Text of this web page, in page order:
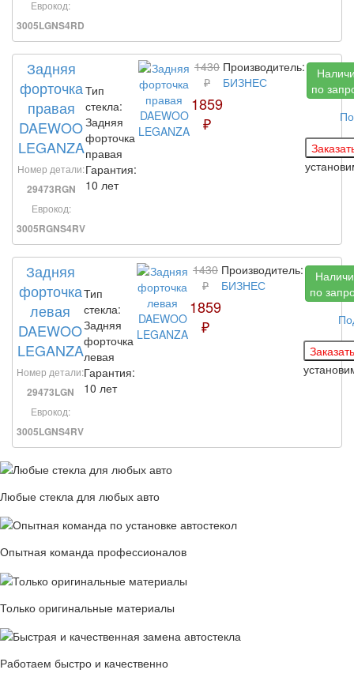
Еврокод:
3005LGNS4RD
Задняя
форточка
правая
DAEWOO
LEGANZA
Номер детали:
29473RGN
Еврокод:
3005RGNS4RV
Тип
стекла:
Задняя
форточка
правая
Гарантия:
10 лет
1430
₽
1859
₽
Производитель:
БИЗНЕС
по
Задняя
форточка
левая
DAEWOO
LEGANZA
Номер детали:
29473LGN
Еврокод:
3005LGNS4RV
Тип
стекла:
Задняя
форточка
левая
Гарантия:
10 лет
1430
₽
1859
₽
Производитель:
БИЗНЕС
по
Любые стекла для любых авто
Опытная команда профессионалов
Только оригинальные материалы
Работаем быстро и качественно